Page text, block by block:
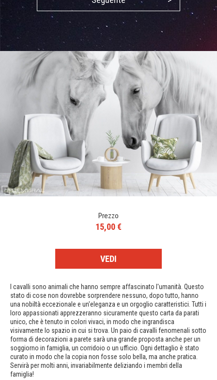
Prezzo
15,00 €
VEDI
I cavalli sono animali che hanno sempre affascinato l'umanità. Questo
stato di cose non dovrebbe sorprendere nessuno, dopo tutto, hanno
una nobiltà eccezionale e un'eleganza e un orgoglio caratteristici. Tutti i
loro appassionati apprezzeranno sicuramente questo carta da parati
unico, che è tenuto in colori vivaci, in modo che ingrandisca
visivamente lo spazio in cui si trova. Un paio di cavalli fenomenali sotto
forma di decorazioni a parete sarà una grande proposta anche per un
soggiorno in famiglia, un corridoio o un ufficio. Ogni dettaglio è stato
curato in modo che la copia non fosse solo bella, ma anche pratica.
Servirà per molti anni, invariabilmente deliziando i membri della
famiglia!